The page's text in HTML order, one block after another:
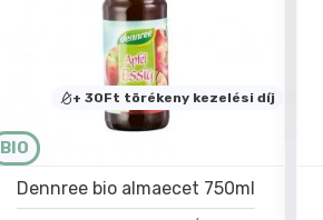
BIO
+ 30Ft törékeny kezelési díj
Dennree bio almaecet 750ml